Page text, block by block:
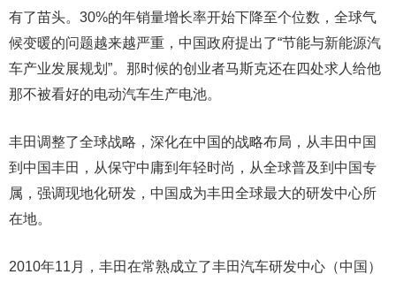
有了苗头。30%的年销量增长率开始下降至个位数，全球气
候变暖的问题越来越严重，中国政府提出了“节能与新能源汽
车产业发展规划”。那时候的创业者马斯克还在四处求人给他
那不被看好的电动汽车生产电池。
丰田调整了全球战略，深化在中国的战略布局，从丰田中国
到中国丰田，从保守中庸到年轻时尚，从全球普及到中国专
属，强调现地化研发，中国成为丰田全球最大的研发中心所
在地。
2010年11月，丰田在常熟成立了丰田汽车研发中心（中国）